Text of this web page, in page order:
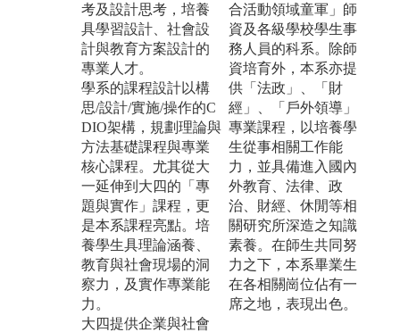
考及設計思考，培養
具學習設計、社會設
計與教育方案設計的
專業人才。
學系的課程設計以構
思/設計/實施/操作的C
DIO架構，規劃理論與
方法基礎課程與專業
核心課程。尤其從大
一延伸到大四的「專
題與實作」課程，更
是本系課程亮點。培
養學生具理論涵養、
教育與社會現場的洞
察力，及實作專業能
力。
大四提供企業與社會
合活動領域童軍」師
資及各級學校學生事
務人員的科系。除師
資培育外，本系亦提
供「法政」、「財
經」、「戶外領導」
專業課程，以培養學
生從事相關工作能
力，並具備進入國內
外教育、法律、政
治、財經、休閒等相
關研究所深造之知識
素養。在師生共同努
力之下，本系畢業生
在各相關崗位佔有一
席之地，表現出色。